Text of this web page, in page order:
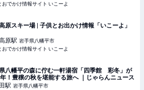
おでかけ情報サイト いこーよ
原スキー場 | 子供とお出かけ情報「いこーよ」
原駅 岩手県八幡平市
おでかけ情報サイト いこーよ
八幡平の森に佇む一軒湯宿「四季館 彩冬」が
！豊穣の秋を堪能する旅へ ｜じゃらんニュース
駅 岩手県八幡平市